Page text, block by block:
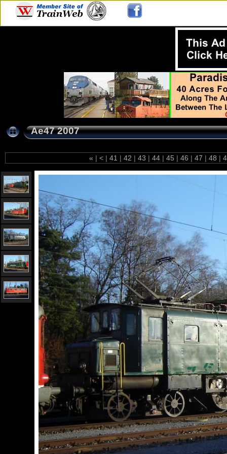
Ae47 2007
« | < | 41 | 42 | 43 | 44 | 45 | 46 | 47 | 48 |